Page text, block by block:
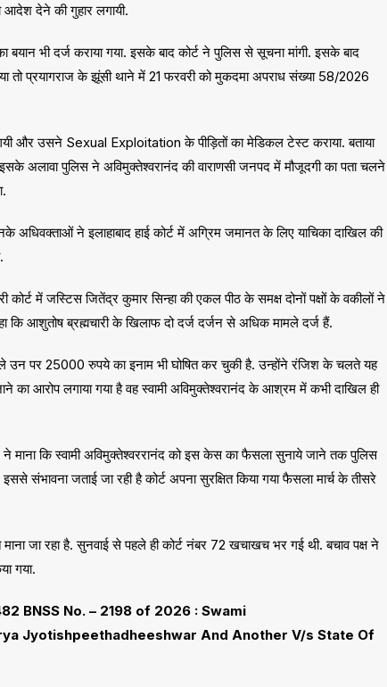
देने की गुहार लगायी.
बयान भी दर्ज कराया गया. इसके बाद कोर्ट ने पुलिस से सूचना मांगी. इसके बाद
प्रयागराज के झूंसी थाने में 21 फरवरी को ​मुकदमा अपराध संख्या 58/2026
और उसने Sexual Exploitation के पीड़ितों का मेडिकल टेस्ट कराया. बताया
अलावा पुलिस ने अविमु​क्तेश्वरानंद की वाराणसी जनपद में मौजूदगी का पता चलने
अधिवक्ताओं ने इलाहाबाद हाई कोर्ट में अग्रिम जमानत के लिए याचिका दाखिल की
में जस्टिस जितेंद्र कुमार सिन्हा की एकल पीठ के समक्ष दोनों पक्षों के वकीलों ने
आशुतोष ब्रह्मचारी के खिलाफ दो दर्ज दर्जन से अधिक मामले दर्ज हैं.
पर 25000 रुपये का इनाम भी घोषित कर चुकी है. उन्होंने रंजिश के चलते यह
आरोप लगाया गया है वह स्वामी अविमुक्तेश्वरानंद के आश्रम में कभी दाखिल ही
माना कि स्वामी अविमुक्तेश्वररानंद को इस केस का फैसला सुनाये जाने तक पुलिस
संभावना जताई जा रही है कोर्ट अपना सुरक्षित किया गया फैसला मार्च के तीसरे
जा रहा है. सुनवाई से पहले ही कोर्ट नंबर 72 खचाखच भर गई थी. बचाव पक्ष ने
गया.
BNSS No. – 2198 of 2026 : Swami
Jyotishpeethadheeshwar And Another V/s State Of